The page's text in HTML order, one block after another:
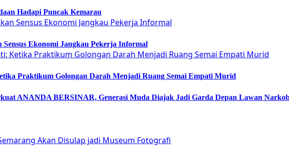
Hadapi Puncak Kemarau
Ekonomi Jangkau Pekerja Informal
Praktikum Golongan Darah Menjadi Ruang Semai Empati Murid
ANANDA BERSINAR, Generasi Muda Diajak Jadi Garda Depan Lawan